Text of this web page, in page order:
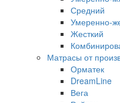
Средний
Умеренно-
Жесткий
Матрасы от
Орматек
DreamLine
Вега